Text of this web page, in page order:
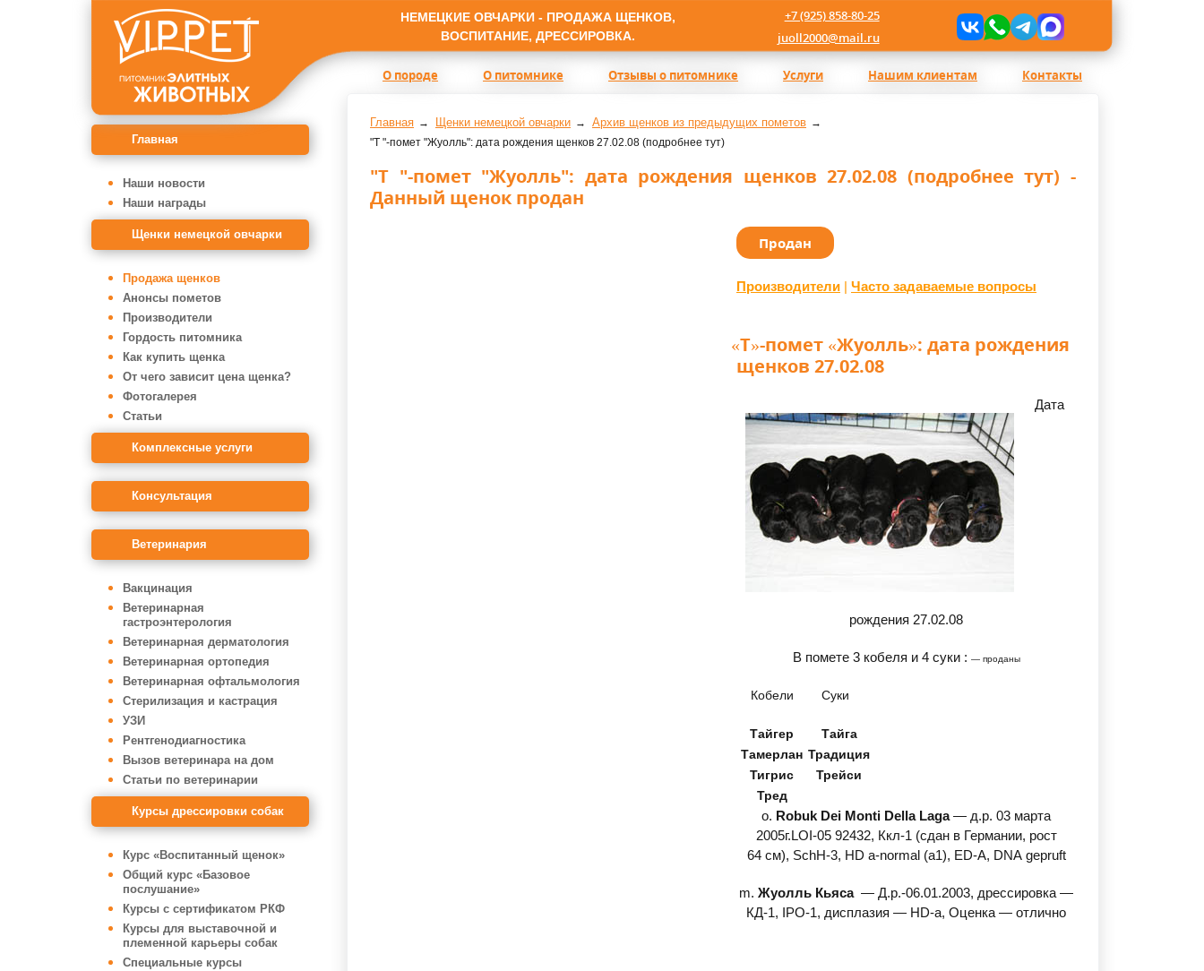
НЕМЕЦКИЕ ОВЧАРКИ - ПРОДАЖА ЩЕНКОВ,
ВОСПИТАНИЕ, ДРЕССИРОВКА.
+7 (925) 858-80-25
juoll2000@mail.ru
О породе О питомнике Отзывы о питомнике Услуги Нашим клиентам Контакты
Главная
Наши новости
Наши награды
Щенки немецкой овчарки
Продажа щенков
Анонсы пометов
Производители
Гордость питомника
Как купить щенка
От чего зависит цена щенка?
Фотогалерея
Статьи
Комплексные услуги
Консультация
Ветеринария
Вакцинация
Ветеринарная
гастроэнтерология
Ветеринарная дерматология
Ветеринарная ортопедия
Ветеринарная офтальмология
Стерилизация и кастрация
УЗИ
Рентгенодиагностика
Вызов ветеринара на дом
Статьи по ветеринарии
Курсы дрессировки собак
Курс «Воспитанный щенок»
Общий курс «Базовое
послушание»
Курсы с сертификатом РКФ
Курсы для выставочной и
племенной карьеры собак
Специальные курсы
Главная Щенки немецкой овчарки Архив щенков из предыдущих пометов
"Т "-помет "Жуолль": дата рождения щенков 27.02.08 (подробнее тут)
"Т "-помет "Жуолль": дата рождения щенков 27.02.08 (подробнее тут) -
Данный щенок продан
Продан
Производители | Часто задаваемые вопросы
«Т»-помет «Жуолль»: дата рождения
щенков 27.02.08
Дата
рождения 27.02.08
В помете 3 кобеля и 4 суки : — проданы
Кобели Суки
Тайгер
Тайга
Тамерлан Традиция
Тигрис
Трейси
Тред
о. Robuk Dei Monti Della Laga— д.р. 03 марта
2005г.LOI-05 92432, Ккл-1 (сданв Германии, рост
64 см), SchH-3, HD a-normal (a1), ED-А, DNA gepruft
m. Жуолль Кьяса— Д.р.-06.01.2003, дрессировка —
КД-1, IPO-1, дисплазия — HD-а, Оценка — отлично